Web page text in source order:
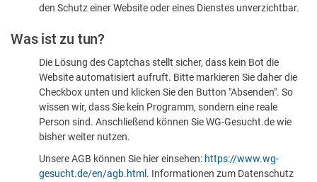
sind
den Schutz einer Website oder eines Dienstes unverzichtbar.
Was ist zu tun?
Die Lösung des Captchas stellt sicher, dass kein Bot die
Website automatisiert aufruft. Bitte markieren Sie daher die
Checkbox unten und klicken Sie den Button "Absenden". So
wissen wir, dass Sie kein Programm, sondern eine reale
Person sind. Anschließend können Sie WG-Gesucht.de wie
bisher weiter nutzen.
Unsere AGB können Sie hier einsehen: https://www.wg-
gesucht.de/en/agb.html . Informationen zum Datenschutz